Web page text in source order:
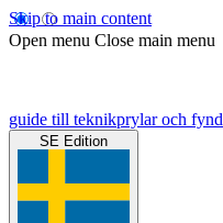
Skip to main content
Open menu Close main menu
guide till teknikprylar och fynd
SE Edition